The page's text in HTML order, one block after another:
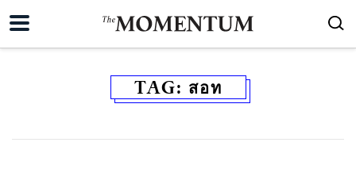
TAG: สอท